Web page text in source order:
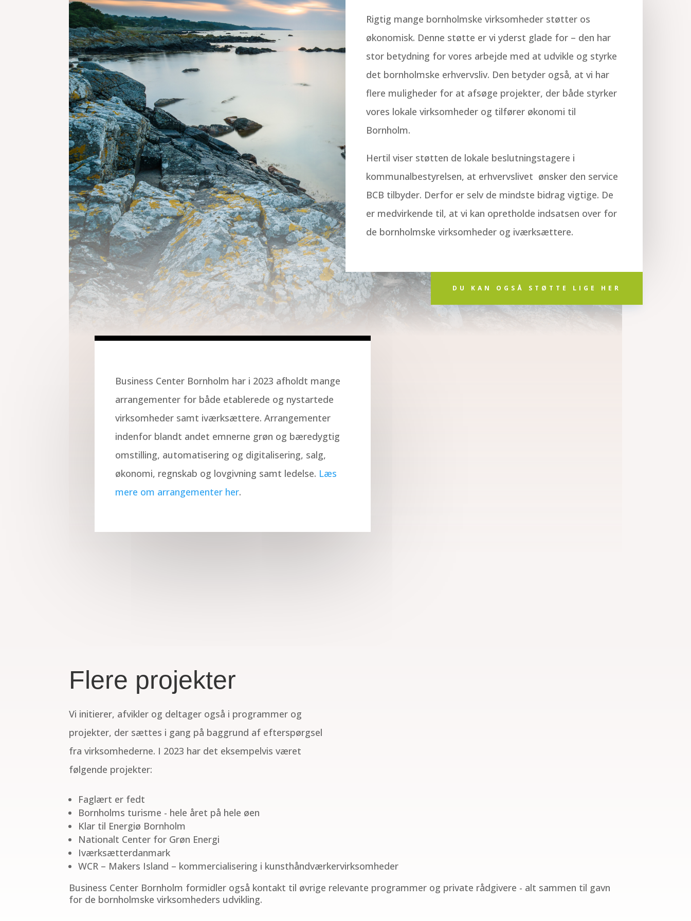
Rigtig mange bornholmske virksomheder støtter os
økonomisk. Denne støtte er vi yderst glade for – den har
stor betydning for vores arbejde med at udvikle og styrke
det bornholmske erhvervsliv. Den betyder også, at vi har
flere muligheder for at afsøge projekter, der både styrker
vores lokale virksomheder og tilfører økonomi til
Bornholm.
Hertil viser støtten de lokale beslutningstagere i
kommunalbestyrelsen, at erhvervslivet ønsker den service
BCB tilbyder. Derfor er selv de mindste bidrag vigtige. De
er medvirkende til, at vi kan opretholde indsatsen over for
de bornholmske virksomheder og iværksættere.
DU KAN OGSÅ STØTTE LIGE HER
Business Center Bornholm har i 2023 afholdt mange
arrangementer for både etablerede og nystartede
virksomheder samt iværksættere. Arrangementer
indenfor blandt andet emnerne grøn og bæredygtig
omstilling, automatisering og digitalisering, salg,
økonomi, regnskab og lovgivning samt ledelse. Læs
mere om arrangementer her.
Flere projekter
Vi initierer, afvikler og deltager også i programmer og
projekter, der sættes i gang på baggrund af efterspørgsel
fra virksomhederne. I 2023 har det eksempelvis været
følgende projekter:
Faglært er fedt
Bornholms turisme - hele året på hele øen
Klar til Energiø Bornholm
Nationalt Center for Grøn Energi
Iværksætterdanmark
WCR – Makers Island – kommercialisering i kunsthåndværkervirksomheder
Business Center Bornholm formidler også kontakt til øvrige relevante programmer og private rådgivere - alt sammen til gavn
for de bornholmske virksomheders udvikling.